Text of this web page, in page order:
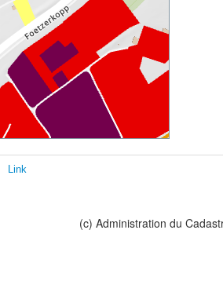
Link
(c) Administration du